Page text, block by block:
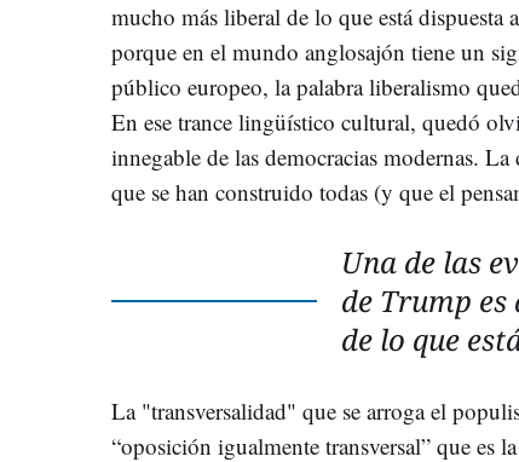
mucho más liberal de lo que está
porque en el mundo anglosajón tiene un
público europeo, la palabra liberalismo
En ese trance lingüístico cultural, quedó
innegable de las democracias modernas.
que se han construido todas (y que el
Una de las
de Trump
de lo que
La "transversalidad" que se arroga el
“oposición igualmente transversal” que es